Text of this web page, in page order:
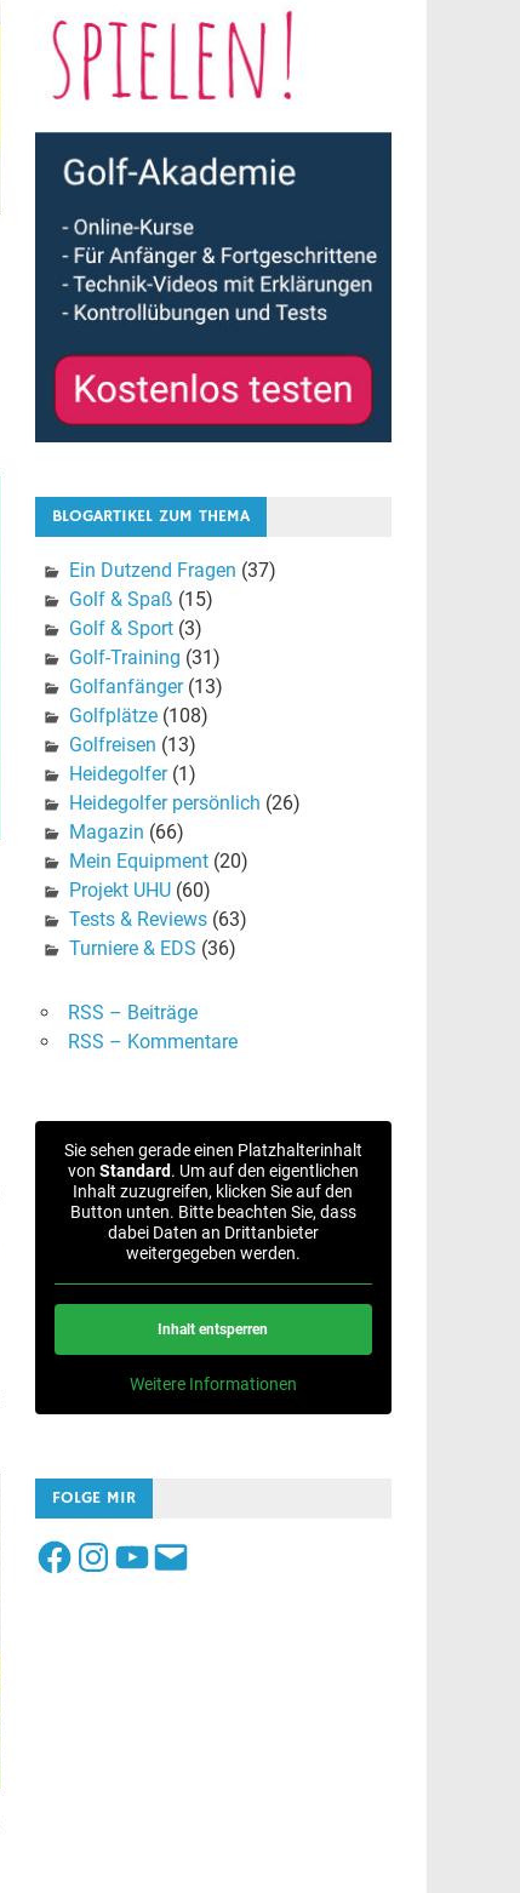
BLOGARTIKEL ZUM THEMA
Ein Dutzend Fragen (37)
Golf & Spaß (15)
Golf & Sport(3)
Golf-Training (31)
Golfanfänger(13)
Golfplätze(108)
Golfreisen (13)
Heidegolfer(1)
Heidegolfer persönlich (26)
Magazin (66)
Mein Equipment(20)
Projekt UHU(60)
Tests & Reviews(63)
Turniere & EDS (36)
RSS – Beiträge
RSS – Kommentare
Sie sehen gerade einen Platzhalterinhalt
von Standard. Um auf den eigentlichen
Inhalt zuzugreifen, klicken Sie auf den
Button unten. Bitte beachten Sie, dass
dabei Daten an Drittanbieter
weitergegeben werden.
Inhalt entsperren
Weitere Informationen
FOLGE MIR
FacebookInstagram
YouTube
E-
Mail